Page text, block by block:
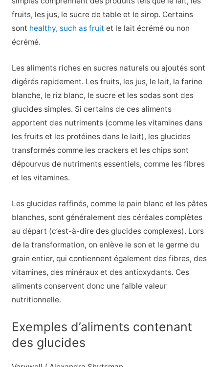
fruits, les jus, le sucre de table et le sirop. Certains
sont healthy, such as fruit et le lait écrémé ou non
écrémé.
Les aliments riches en sucres naturels ou ajoutés sont
digérés rapidement. Les fruits, les jus, le lait, la farine
blanche, le riz blanc, le sucre et les sodas sont des
glucides simples. Si certains de ces aliments
apportent des nutriments (comme les vitamines dans
les fruits et les protéines dans le lait), les glucides
transformés comme les crackers et les chips sont
dépourvus de nutriments essentiels, comme les fibres
et les vitamines.
Les glucides raffinés, comme le pain blanc et les pâtes
blanches, sont généralement des céréales complètes
au départ (c’est-à-dire des glucides complexes). Lors
de la transformation, on enlève le son et le germe du
grain entier, qui contiennent également des fibres, des
vitamines, des minéraux et des antioxydants. Ces
aliments conservent donc une faible valeur
nutritionnelle.
Exemples d’aliments contenant
des glucides